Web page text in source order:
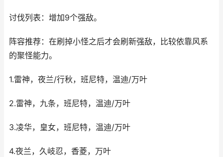
讨伐列表：增加9个强敌。
阵容推荐：在刷掉小怪之后才会刷新强敌，比较依靠风系
的聚怪能力。
1.雷神，夜兰/行秋，班尼特，温迪/万叶
2.雷神，九条，班尼特，温迪/万叶
3.凌华，皇女，班尼特，温迪/万叶
4.夜兰，久岐忍，香菱，万叶